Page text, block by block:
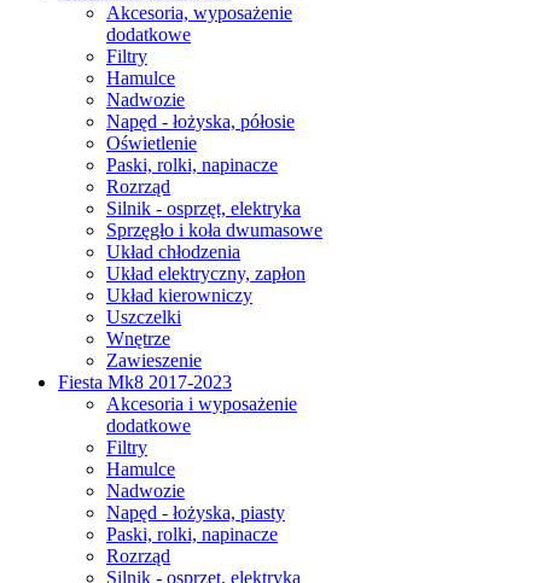
Akcesoria, wyposażenie
dodatkowe
Filtry
Hamulce
Nadwozie
Napęd - łożyska, półosie
Oświetlenie
Paski, rolki, napinacze
Rozrząd
Silnik - osprzęt, elektryka
Sprzęgło i koła dwumasowe
Układ chłodzenia
Układ elektryczny, zapłon
Układ kierowniczy
Uszczelki
Wnętrze
Zawieszenie
Fiesta Mk8 2017-2023
Akcesoria i wyposażenie
dodatkowe
Filtry
Hamulce
Nadwozie
Napęd - łożyska, piasty
Paski, rolki, napinacze
Rozrząd
Silnik - osprzęt, elektryka